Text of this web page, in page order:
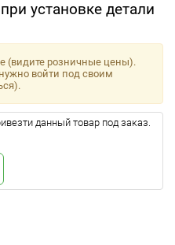
установке детали
(видите розничные цены).
войти под своим
данный товар под заказ.